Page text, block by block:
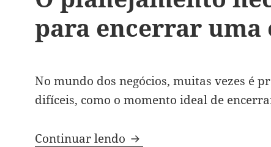
para encerrar uma
No mundo dos negócios, muitas vezes é
difíceis, como o momento ideal de
Continuar lendo O planejamento